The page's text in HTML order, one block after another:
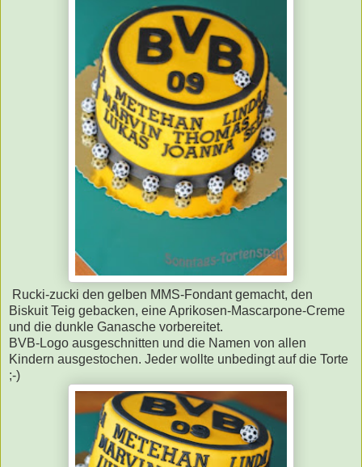
Rucki-zucki den gelben MMS-Fondant gemacht, den
Biskuit Teig gebacken, eine Aprikosen-Mascarpone-Creme
und die dunkle Ganasche vorbereitet.
BVB-Logo ausgeschnitten und die Namen von allen
Kindern ausgestochen. Jeder wollte unbedingt auf die Torte
;-)